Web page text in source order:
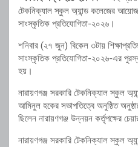
টেকনিক্যাল স্কুল অ্যান্ড কলেজের
সাংস্কৃতিক প্রতিযোগিতা-২০২৬।
শনিবার (২৭ জুন) বিকেল ৩টায়
সাংস্কৃতিক প্রতিযোগিতা-২০২৬-এর
হয়।
নারায়ণগঞ্জ সরকারি টেকনিক্যাল স্কুল
আমিনুল হকের সভাপতিত্বে অনুষ্ঠিত
ছিলেন নারায়ণগঞ্জ উন্নয়ন কর্তৃপক্ষের
নারায়ণগঞ্জ সরকারি টেকনিক্যাল স্কুল